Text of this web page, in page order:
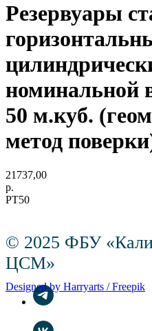
Резервуары
номинальной
50 м.куб.
метод
21737,00
р.
РТ50
© 2025 ФБУ
ЦСМ»
Designed by Harryarts / Freepik